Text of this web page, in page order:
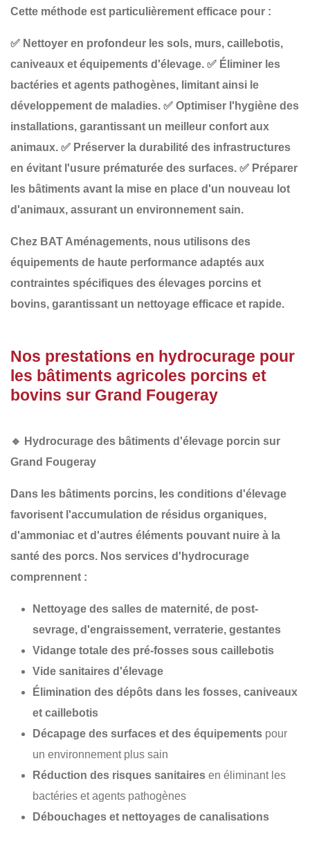
Cette méthode est particulièrement efficace pour :
✅ Nettoyer en profondeur les sols, murs, caillebotis,
caniveaux et équipements d'élevage. ✅ Éliminer les
bactéries et agents pathogènes, limitant ainsi le
développement de maladies. ✅ Optimiser l'hygiène des
installations, garantissant un meilleur confort aux
animaux. ✅ Préserver la durabilité des infrastructures
en évitant l'usure prématurée des surfaces. ✅ Préparer
les bâtiments avant la mise en place d'un nouveau lot
d'animaux, assurant un environnement sain.
Chez BAT Aménagements, nous utilisons des
équipements de haute performance adaptés aux
contraintes spécifiques des élevages porcins et
bovins, garantissant un nettoyage efficace et rapide.
Nos prestations en hydrocurage pour
les bâtiments agricoles porcins et
bovins sur Grand Fougeray
🔹 Hydrocurage des bâtiments d'élevage porcin sur
Grand Fougeray
Dans les bâtiments porcins, les conditions d'élevage
favorisent l'accumulation de résidus organiques,
d'ammoniac et d'autres éléments pouvant nuire à la
santé des porcs. Nos services d'hydrocurage
comprennent :
Nettoyage des salles de maternité, de post-
sevrage, d'engraissement, verraterie, gestantes
Vidange totale des pré-fosses sous caillebotis
Vide sanitaires d'élevage
Élimination des dépôts dans les fosses, caniveaux
et caillebotis
Décapage des surfaces et des équipements pour
un environnement plus sain
Réduction des risques sanitaires en éliminant les
bactéries et agents pathogènes
Débouchages et nettoyages de canalisations